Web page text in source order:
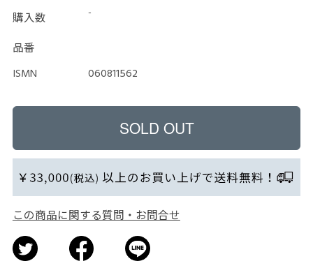
購入数 -
品番
ISMN
060811562
この商品に関する質問・お問合せ